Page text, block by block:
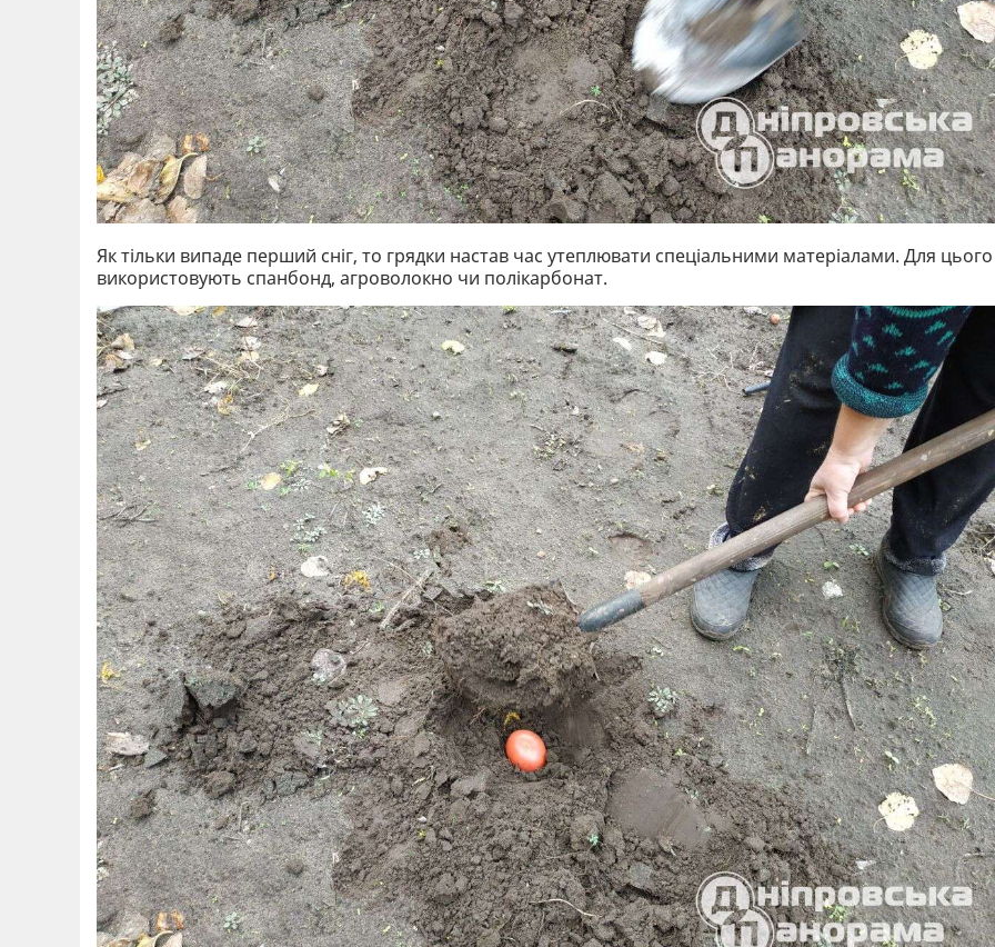
Як тільки випаде перший сніг, то грядки настав час утеплювати спеціальними матеріалами. Для цього
використовують спанбонд, агроволокно чи полікарбонат.